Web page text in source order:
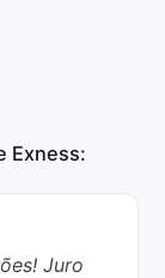
Exness:
Juro